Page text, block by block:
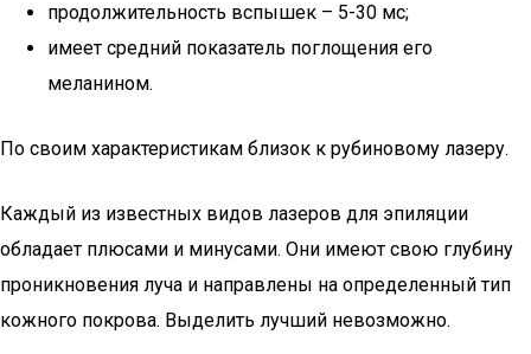
продолжительность вспышек – 5-30 мс;
имеет средний показатель поглощения его
меланином.
По своим характеристикам близок к рубиновому лазеру.
Каждый из известных видов лазеров для эпиляции
обладает плюсами и минусами. Они имеют свою глубину
проникновения луча и направлены на определенный тип
кожного покрова. Выделить лучший невозможно.